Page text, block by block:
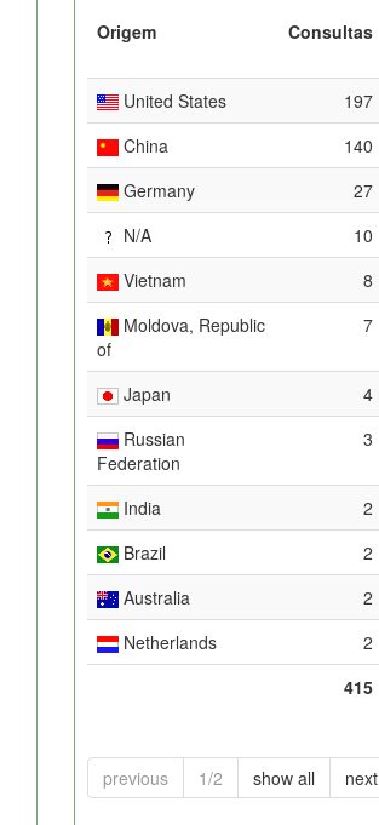
Origem Consultas
United States
197
China
140
Germany
27
N/A
10
Vietnam
8
Moldova, Republic
of
7
Japan 4
Russian
Federation
3
India 2
Brazil
2
Australia
2
Netherlands
2
415
previous 1/2 show all next